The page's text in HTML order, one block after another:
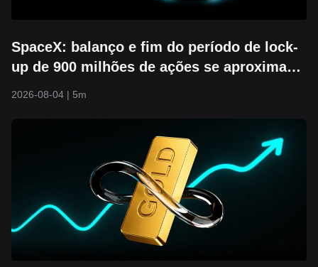
SpaceX: balanço e fim do período de lock-
up de 900 milhões de ações se aproximam.
2026-08-04 | 5m